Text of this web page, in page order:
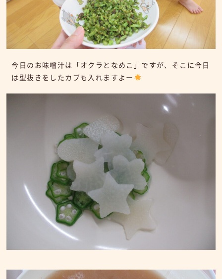
今日のお味噌汁は「オクラとなめこ」ですが、そこに今日
は型抜きをしたカブも入れますよー